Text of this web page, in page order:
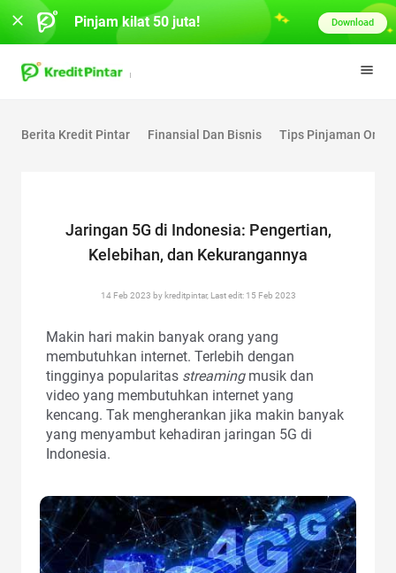
Berita Kredit Pintar Finansial Dan Bisnis Tips Pinjaman
Jaringan 5G di Indonesia: Pengertian,
Kelebihan, dan Kekurangannya
14 Feb 2023 by kreditpintar, Last edit: 15 Feb 2023
Makin hari makin banyak orang yang
membutuhkan internet. Terlebih dengan
tingginya popularitas streamingmusik dan
video yang membutuhkan internet yang
kencang. Tak mengherankan jika makin banyak
yang menyambut kehadiran jaringan 5G di
Indonesia.
Pinjam kilat 50 juta! Download